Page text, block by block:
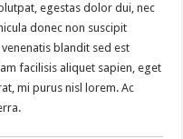
egestas dolor dui, nec
donec non suscipit
blandit sed est
facilisis aliquet sapien, eget
mi purus nisl lorem. Ac